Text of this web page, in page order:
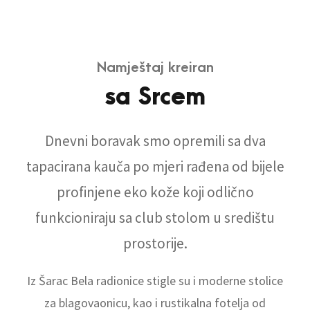
Namještaj kreiran
sa Srcem
Dnevni boravak smo opremili sa dva
tapacirana kauča po mjeri rađena od bijele
profinjene eko kože koji odlično
funkcioniraju sa club stolom u središtu
prostorije.
Iz Šarac Bela radionice stigle su i moderne stolice
za blagovaonicu, kao i rustikalna fotelja od